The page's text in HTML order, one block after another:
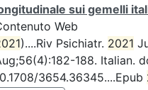
sui gemelli
Web
)....Riv Psichiatr. 2021
188. Italian.
3654.36345....Epub